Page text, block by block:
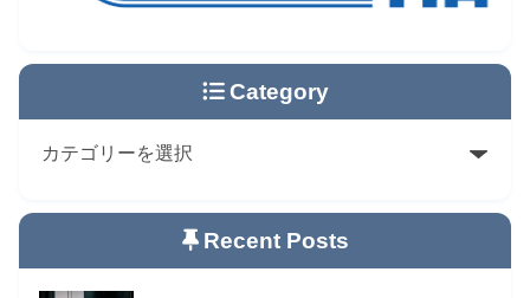
Category
Recent Posts